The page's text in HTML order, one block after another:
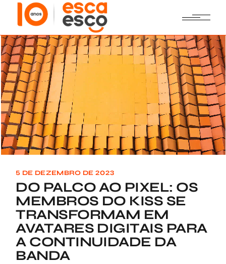
content
5 DE DEZEMBRO DE 2023
DO PALCO AO PIXEL: OS
MEMBROS DO KISS SE
TRANSFORMAM EM
AVATARES DIGITAIS PARA
A CONTINUIDADE DA
BANDA